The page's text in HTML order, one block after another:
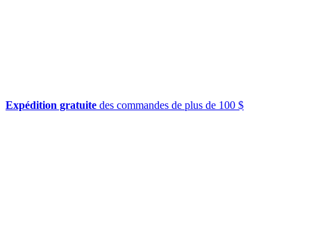
Expédition gratuite des commandes de plus de 100 $